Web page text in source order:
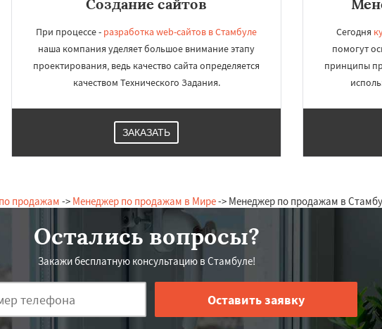
Создание сайтов
При процессе - разработка web-сайтов в Стамбуле
наша компания уделяет большое внимание этапу
проектирования, ведь качество сайта определяется
качеством Технического Задания.
ЗАКАЗАТЬ
Сегодня
помогут
принципы
продажам -> Менеджер по продажам в Мире-> Менеджер по продажам в
Остались вопросы?
Закажи бесплатную консультацию в Стамбуле!